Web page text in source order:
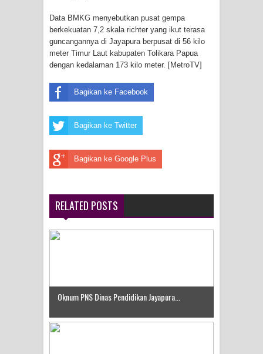
at Indonesia's National Craft
Anniversary in Makassar
Data BMKG menyebutkan pusat gempa
berkekuatan 7,2 skala richter yang ikut terasa
guncangannya di Jayapura berpusat di 56 kilo
meter Timur Laut kabupaten Tolikara Papua
dengan kedalaman 173 kilo meter. [MetroTV]
Bagikan ke Facebook
Bagikan ke Twitter
Bagikan ke Google Plus
RELATED POSTS
Oknum PNS Dinas Pendidikan Jayapura...